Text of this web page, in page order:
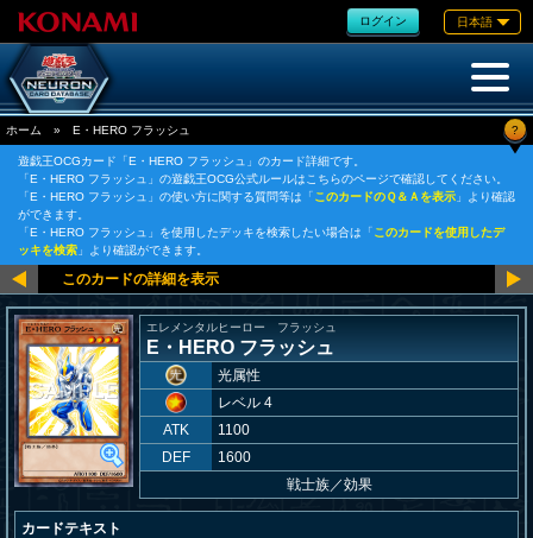
ログイン 日本語
ホーム » E・HERO フラッシュ ?
遊戯王OCGカード「E・HERO フラッシュ」のカード詳細です。
「E・HERO フラッシュ」の遊戯王OCG公式ルールはこちらのページで確認してください。
「E・HERO フラッシュ」の使い方に関する質問等は「このカードのＱ＆Ａを表示 」より確認
ができます。
「E・HERO フラッシュ」を使用したデッキを検索したい場合は「このカードを使用したデ
ッキを検索 」より確認ができます。
エレメンタルヒーロー フラッシュ
E・HERO フラッシュ
光属性
レベル 4
ATK
1100
DEF
1600
戦士族／効果
カードテキスト